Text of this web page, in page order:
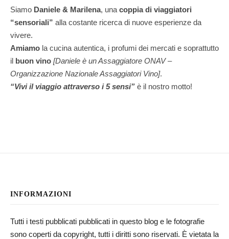
Siamo Daniele & Marilena, una coppia di viaggiatori
“sensoriali” alla costante ricerca di nuove esperienze da
vivere.
Amiamo la cucina autentica, i profumi dei mercati e soprattutto
il buon vino [Daniele è un Assaggiatore ONAV –
Organizzazione Nazionale Assaggiatori Vino].
“Vivi il viaggio attraverso i 5 sensi” è il nostro motto!
INFORMAZIONI
Tutti i testi pubblicati pubblicati in questo blog e le fotografie
sono coperti da copyright, tutti i diritti sono riservati. È vietata la